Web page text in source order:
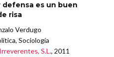
defensa es un buen
risa
Verdugo
Sociología
S.L., 2011